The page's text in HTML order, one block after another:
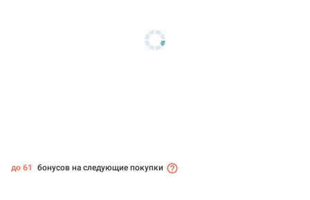
до 61 бонусов на следующие покупки